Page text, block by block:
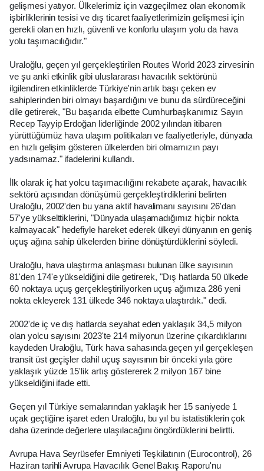
gelişmesi yatıyor. Ülkelerimiz için vazgeçilmez olan ekonomik
işbirliklerinin tesisi ve dış ticaret faaliyetlerimizin gelişmesi için
gerekli olan en hızlı, güvenli ve konforlu ulaşım yolu da hava
yolu taşımacılığıdır."
Uraloğlu, geçen yıl gerçekleştirilen Routes World 2023 zirvesinin
ve şu anki etkinlik gibi uluslararası havacılık sektörünü
ilgilendiren etkinliklerde Türkiye'nin artık başı çeken ev
sahiplerinden biri olmayı başardığını ve bunu da sürdüreceğini
dile getirerek, "Bu başarıda elbette Cumhurbaşkanımız Sayın
Recep Tayyip Erdoğan liderliğinde 2002 yılından itibaren
yürüttüğümüz hava ulaşım politikaları ve faaliyetleriyle, dünyada
en hızlı gelişim gösteren ülkelerden biri olmamızın payı
yadsınamaz." ifadelerini kullandı.
İlk olarak iç hat yolcu taşımacılığını rekabete açarak, havacılık
sektörü açısından dönüşümü gerçekleştirdiklerini belirten
Uraloğlu, 2002'den bu yana aktif havalimanı sayısını 26'dan
57'ye yükselttiklerini, "Dünyada ulaşamadığımız hiçbir nokta
kalmayacak" hedefiyle hareket ederek ülkeyi dünyanın en geniş
uçuş ağına sahip ülkelerden birine dönüştürdüklerini söyledi.
Uraloğlu, hava ulaştırma anlaşması bulunan ülke sayısının
81'den 174'e yükseldiğini dile getirerek, "Dış hatlarda 50 ülkede
60 noktaya uçuş gerçekleştiriliyorken uçuş ağımıza 286 yeni
nokta ekleyerek 131 ülkede 346 noktaya ulaştırdık." dedi.
2002'de iç ve dış hatlarda seyahat eden yaklaşık 34,5 milyon
olan yolcu sayısını 2023'te 214 milyonun üzerine çıkardıklarını
kaydeden Uraloğlu, Türk hava sahasında geçen yıl gerçekleşen
transit üst geçişler dahil uçuş sayısının bir önceki yıla göre
yaklaşık yüzde 15'lik artış göstererek 2 milyon 167 bine
yükseldiğini ifade etti.
Geçen yıl Türkiye semalarından yaklaşık her 15 saniyede 1
uçak geçtiğine işaret eden Uraloğlu, bu yıl bu istatistiklerin çok
daha üzerinde değerlere ulaşılacağını öngördüklerini belirtti.
Avrupa Hava Seyrüsefer Emniyeti Teşkilatının (Eurocontrol), 26
Haziran tarihli Avrupa Havacılık Genel Bakış Raporu'nu